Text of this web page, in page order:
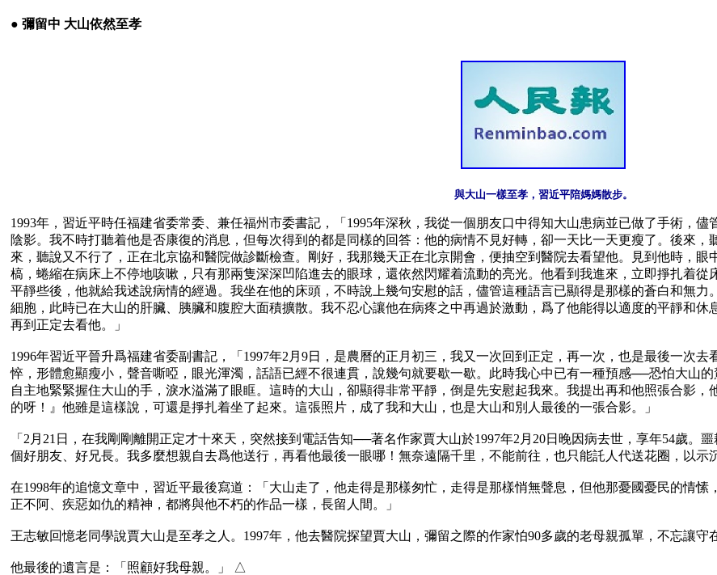
● 彌留中 大山依然至孝
與大山一樣至孝，習近平陪媽媽散步。
1993年，習近平時任福建省委常委、兼任福州市委書記，「1995年深秋，我從一個朋友口中得知大山患病並已做了手術，
陰影。我不時打聽着他是否康復的消息，但每次得到的都是同樣的回答：他的病情不見好轉，卻一天比一天更瘦了。後來
來，聽說又不行了，正在北京協和醫院做診斷檢查。剛好，我那幾天正在北京開會，便抽空到醫院去看望他。見到他時，
槁，蜷縮在病床上不停地咳嗽，只有那兩隻深深凹陷進去的眼球，還依然閃耀着流動的亮光。他看到我進來，立即掙扎着
平靜些後，他就給我述說病情的經過。我坐在他的床頭，不時說上幾句安慰的話，儘管這種語言已顯得是那樣的蒼白和無
細胞，此時已在大山的肝臟、胰臟和腹腔大面積擴散。我不忍心讓他在病疼之中再過於激動，爲了他能得以適度的平靜和
再到正定去看他。」
1996年習近平晉升爲福建省委副書記，「1997年2月9日，是農曆的正月初三，我又一次回到正定，再一次，也是最後一次
悴，形體愈顯瘦小，聲音嘶啞，眼光渾濁，話語已經不很連貫，說幾句就要歇一歇。此時我心中已有一種預感──恐怕大山
自主地緊緊握住大山的手，淚水溢滿了眼眶。這時的大山，卻顯得非常平靜，倒是先安慰起我來。我提出再和他照張合影
的呀！』他雖是這樣說，可還是掙扎着坐了起來。這張照片，成了我和大山，也是大山和別人最後的一張合影。」
「2月21日，在我剛剛離開正定才十來天，突然接到電話告知──著名作家賈大山於1997年2月20日晚因病去世，享年54歲。
個好朋友、好兄長。我多麼想親自去爲他送行，再看他最後一眼哪！無奈遠隔千里，不能前往，也只能託人代送花圈，以示
在1998年的追憶文章中，習近平最後寫道：「大山走了，他走得是那樣匆忙，走得是那樣悄無聲息，但他那憂國憂民的情
正不阿、疾惡如仇的精神，都將與他不朽的作品一樣，長留人間。」
王志敏回憶老同學說賈大山是至孝之人。1997年，他去醫院探望賈大山，彌留之際的作家怕90多歲的老母親孤單，不忘讓守
他最後的遺言是：「照顧好我母親。」 △